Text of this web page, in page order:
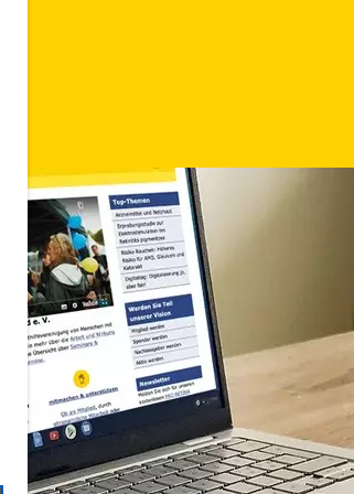
Formaten an
dieses bestellen bzw. herunterladen